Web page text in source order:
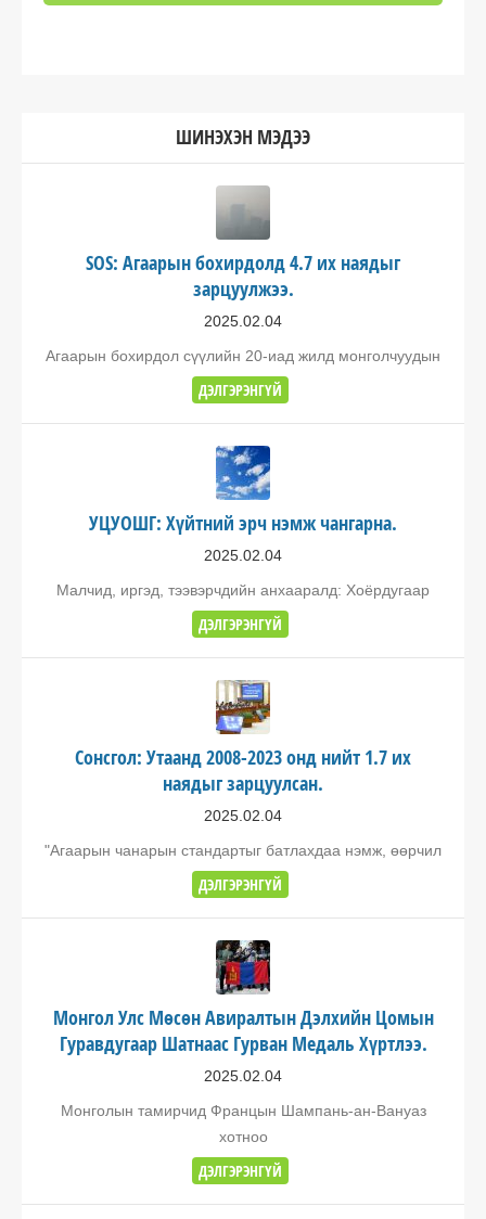
ШИНЭХЭН МЭДЭЭ
SOS: Агаарын бохирдолд 4.7 их наядыг
зарцуулжээ.
2025.02.04
Агаарын бохирдол сүүлийн 20-иад жилд монголчуудын
ДЭЛГЭРЭНГҮЙ
УЦУОШГ: Хүйтний эрч нэмж чангарна.
2025.02.04
Малчид, иргэд, тээвэрчдийн анхааралд: Хоёрдугаар
ДЭЛГЭРЭНГҮЙ
Сонсгол: Утаанд 2008-2023 онд нийт 1.7 их
наядыг зарцуулсан.
2025.02.04
"Агаарын чанарын стандартыг батлахдаа нэмж, өөрчил
ДЭЛГЭРЭНГҮЙ
Монгол Улс Мөсөн Авиралтын Дэлхийн Цомын
Гуравдугаар Шатнаас Гурван Медаль Хүртлээ.
2025.02.04
Монголын тамирчид Францын Шампань-ан-Вануаз
хотноо
ДЭЛГЭРЭНГҮЙ